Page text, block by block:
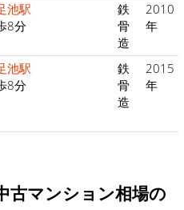
池駅
8分
鉄
骨
造
2010
年
池駅
8分
鉄
骨
造
2015
年
古マンション相場の